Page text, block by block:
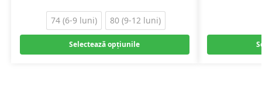
74 (6-9 luni) 80 (9-12 luni)
Selectează opțiunile